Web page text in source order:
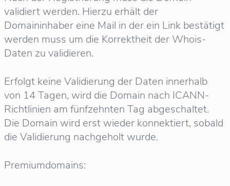
validiert werden. Hierzu erhält der
Domaininhaber eine Mail in der ein Link bestätigt
werden muss um die Korrektheit der Whois-
Daten zu validieren.
Erfolgt keine Validierung der Daten innerhalb
von 14 Tagen, wird die Domain nach ICANN-
Richtlinien am fünfzehnten Tag abgeschaltet.
Die Domain wird erst wieder konnektiert, sobald
die Validierung nachgeholt wurde.
Premiumdomains: